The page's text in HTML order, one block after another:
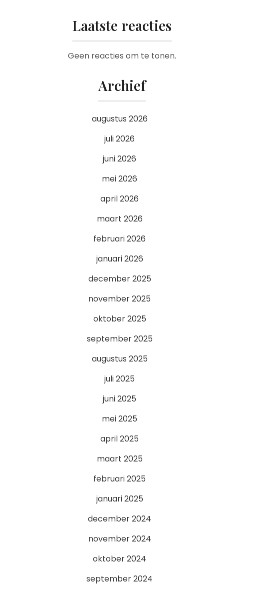
Laatste reacties
Geen reacties om te tonen.
Archief
augustus 2026
juli 2026
juni 2026
mei 2026
april 2026
maart 2026
februari 2026
januari 2026
december 2025
november 2025
oktober 2025
september 2025
augustus 2025
juli 2025
juni 2025
mei 2025
april 2025
maart 2025
februari 2025
januari 2025
december 2024
november 2024
oktober 2024
september 2024